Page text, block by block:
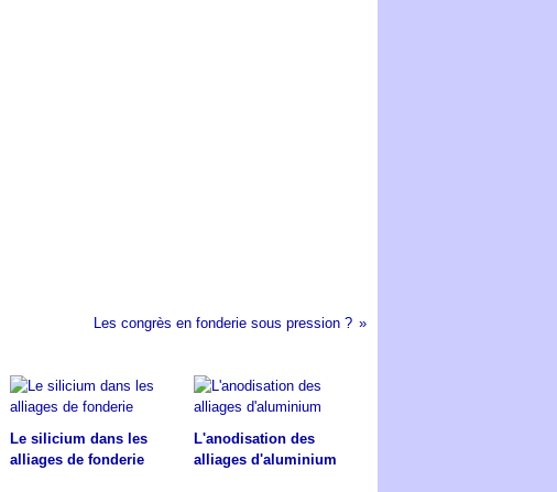
Les congrès en fonderie sous pression ?
Le silicium dans les
alliages de fonderie
L'anodisation des
alliages d'aluminium